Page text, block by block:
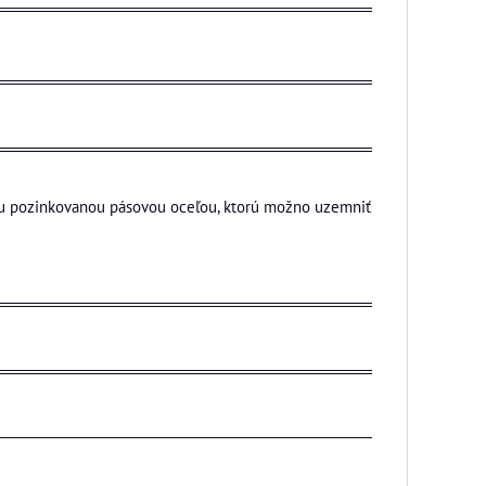
pásovou oceľou, ktorú možno uzemniť